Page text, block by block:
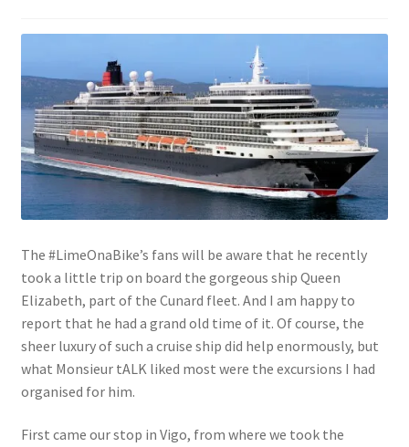
Contact
Contact Me
Links
My Account
Privacy Policy
Privacy Tools
Private Tuition
The #LimeOnaBike’s fans will be aware that he recently
took a little trip on board the gorgeous ship Queen
Elizabeth, part of the Cunard fleet. And I am happy to
report that he had a grand old time of it. Of course, the
sheer luxury of such a cruise ship did help enormously, but
what Monsieur tALK liked most were the excursions I had
organised for him.
First came our stop in Vigo, from where we took the